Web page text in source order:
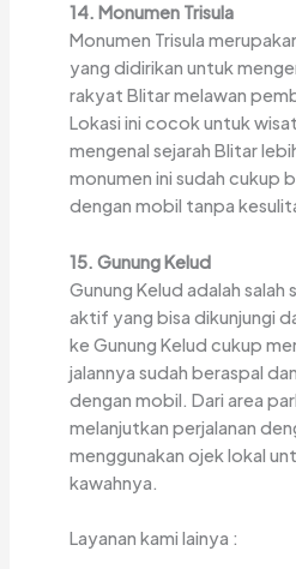
14. Monumen Trisula
Monumen Trisula
yang didirikan untuk
rakyat Blitar melawan
Lokasi ini cocok untuk
mengenal sejarah Blitar
monumen ini sudah cukup
dengan mobil tanpa
15. Gunung Kelud
Gunung Kelud adalah salah
aktif yang bisa dikunjungi
ke Gunung Kelud cukup
jalannya sudah beraspal
dengan mobil. Dari area
melanjutkan perjalanan
menggunakan ojek lokal
kawahnya.
Layanan kami lainya :